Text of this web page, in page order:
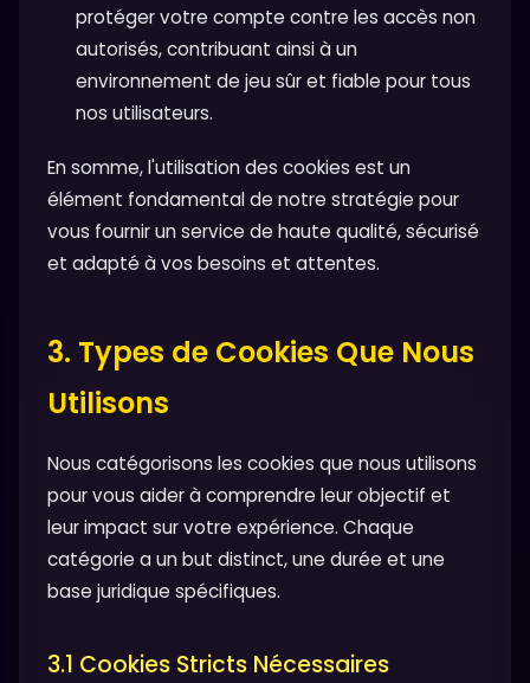
protéger votre compte contre les accès non
autorisés, contribuant ainsi à un
environnement de jeu sûr et fiable pour tous
nos utilisateurs.
En somme, l'utilisation des cookies est un
élément fondamental de notre stratégie pour
vous fournir un service de haute qualité, sécurisé
et adapté à vos besoins et attentes.
3. Types de Cookies Que Nous
Utilisons
Nous catégorisons les cookies que nous utilisons
pour vous aider à comprendre leur objectif et
leur impact sur votre expérience. Chaque
catégorie a un but distinct, une durée et une
base juridique spécifiques.
3.1 Cookies Stricts Nécessaires